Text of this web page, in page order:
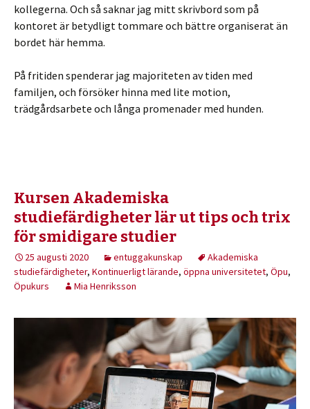
kollegerna. Och så saknar jag mitt skrivbord som på
kontoret är betydligt tommare och bättre organiserat än
bordet här hemma.
På fritiden spenderar jag majoriteten av tiden med
familjen, och försöker hinna med lite motion,
trädgårdsarbete och långa promenader med hunden.
Kursen Akademiska
studiefärdigheter lär ut tips och trix
för smidigare studier
25 augusti 2020 entuggakunskap
Akademiska
studiefärdigheter, Kontinuerligt lärande, öppna universitetet, Öpu,
Öpukurs
Mia Henriksson